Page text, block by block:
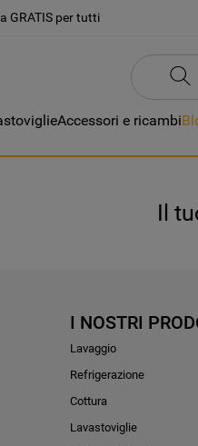
GRATIS per tutti
Accessori e ricambi
Il
I NOSTRI
Lavaggio
Refrigerazione
Cottura
Lavastoviglie